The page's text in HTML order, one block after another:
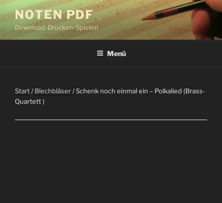
Zum
Inhalt
springen
NOTEN PDF
Download-Drucken-Spielen
Menü
Start/Blechbläser/ Schenk noch einmal ein – Polkalied (Brass-
Quartett )